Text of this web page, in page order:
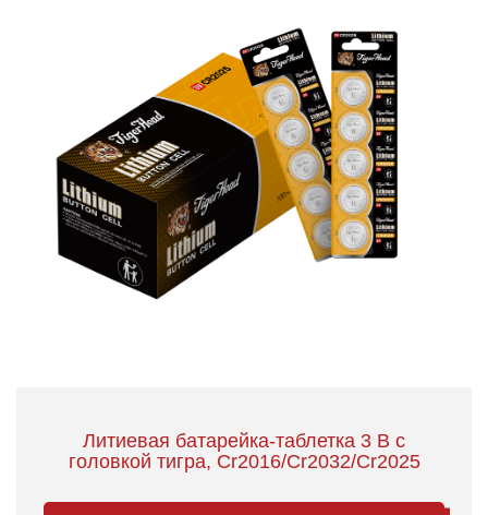
Литиевая батарейка-таблетка 3 В с
головкой тигра, Cr2016/Cr2032/Cr2025